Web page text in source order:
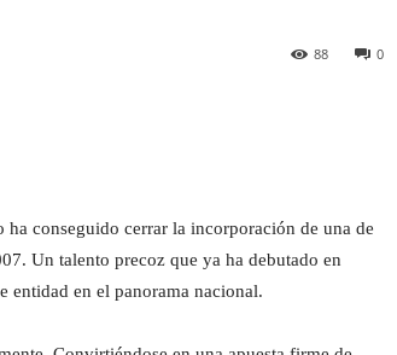
0
88
conseguido cerrar la incorporación de una de
Un talento precoz que ya ha debutado en
entidad en el panorama nacional.